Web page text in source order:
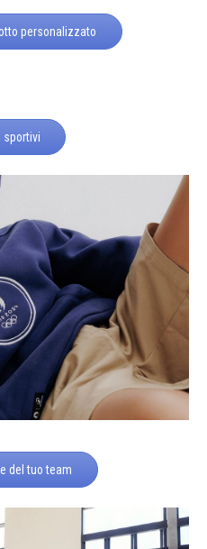
personalizzato
sportivi
del tuo team